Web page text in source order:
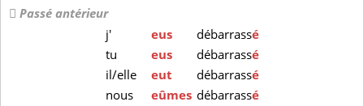
Passé antérieur
j'
eus débarrassé
tu
eus débarrassé
il/elle
eut débarrassé
nous
eûmes débarrassé